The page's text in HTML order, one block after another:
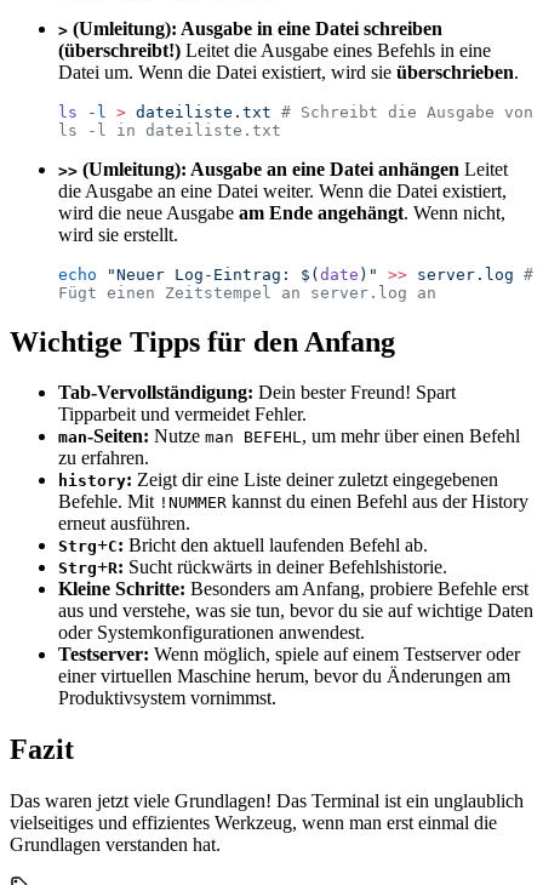
> (Umleitung): Ausgabe in eine Datei schreiben
(überschreibt!) Leitet die Ausgabe eines Befehls in eine
Datei um. Wenn die Datei existiert, wird sie überschrieben.
ls -l > dateiliste.txt # Schreibt die Ausgabe von
ls -l in dateiliste.txt
>> (Umleitung): Ausgabe an eine Datei anhängen Leitet
die Ausgabe an eine Datei weiter. Wenn die Datei existiert,
wird die neue Ausgabe am Ende angehängt. Wenn nicht,
wird sie erstellt.
echo "Neuer Log-Eintrag: $(date ) " >> server.log #
Fügt einen Zeitstempel an server.log an
Wichtige Tipps für den Anfang
Tab-Vervollständigung: Dein bester Freund! Spart
Tipparbeit und vermeidet Fehler.
man-Seiten: Nutze man BEFEHL, um mehr über einen Befehl
zu erfahren.
history: Zeigt dir eine Liste deiner zuletzt eingegebenen
Befehle. Mit !NUMMER kannst du einen Befehl aus der History
erneut ausführen.
Strg+C: Bricht den aktuell laufenden Befehl ab.
Strg+R: Sucht rückwärts in deiner Befehlshistorie.
Kleine Schritte: Besonders am Anfang, probiere Befehle erst
aus und verstehe, was sie tun, bevor du sie auf wichtige Daten
oder Systemkonfigurationen anwendest.
Testserver: Wenn möglich, spiele auf einem Testserver oder
einer virtuellen Maschine herum, bevor du Änderungen am
Produktivsystem vornimmst.
Fazit
Das waren jetzt viele Grundlagen! Das Terminal ist ein unglaublich
vielseitiges und effizientes Werkzeug, wenn man erst einmal die
Grundlagen verstanden hat.